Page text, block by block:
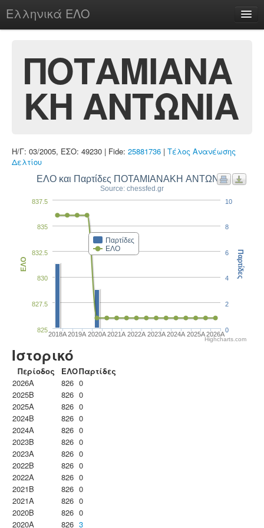
Ελληνικά ΕΛΟ
chesstu.be @ discord
Login
ΠΟΤΑΜΙΑΝΑ
ΚΗ ΑΝΤΩΝΙΑ
Η/Γ: 03/2005, ΕΣΟ: 49230 | Fide: 25881736 | Τέλος Ανανέωσης
Δελτίου
ΕΛΟ και Παρτίδες ΠΟΤΑΜΙΑΝΑΚΗ ΑΝΤΩΝΙΑ
Source: chessfed.gr
Παρτίδες
ΕΛΟ
2018A 2019A 2020A 2021A 2022A 2023Α2024A 2025A2026A
825
827.5
830
832.5
835
837.5
ΕΛΟ
0
2
4
6
8
10
Παρτίδες
Highcharts.com
Ιστορικό
Περίοδος ΕΛΟΠαρτίδες
2026A
826 0
2025B
826 0
2025A
826 0
2024B
826 0
2024A
826 0
2023B
826 0
2023Α
826 0
2022B
826 0
2022A
826 0
2021B
826 0
2021A
826 0
2020B
826 0
2020A
826 3